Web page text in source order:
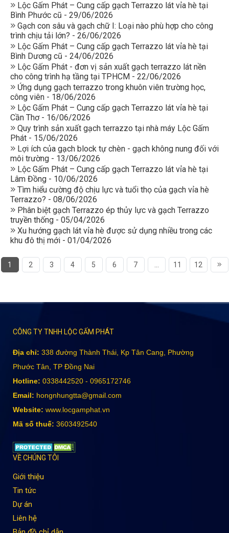
Lộc Gấm Phát – Cung cấp gạch Terrazzo lát vỉa hè tại
Bình Phước cũ - 29/06/2026
Gạch con sâu và gạch chữ I: Loại nào phù hợp cho công
trình chịu tải lớn? - 26/06/2026
Lộc Gấm Phát – Cung cấp gạch Terrazzo lát vỉa hè tại
Bình Dương cũ - 24/06/2026
Lộc Gấm Phát - đơn vị sản xuất gạch terrazzo lát nền
cho công trình hạ tầng tại TPHCM - 22/06/2026
Ứng dụng gạch terrazzo trong khuôn viên trường học,
công viên - 18/06/2026
Lộc Gấm Phát – Cung cấp gạch Terrazzo lát vỉa hè tại
Cần Thơ - 16/06/2026
Quy trình sản xuất gạch terrazzo tại nhà máy Lộc Gấm
Phát - 15/06/2026
Lợi ích của gạch block tự chèn - gạch không nung đối với
môi trường - 13/06/2026
Lộc Gấm Phát – Cung cấp gạch Terrazzo lát vỉa hè tại
Lâm Đồng - 10/06/2026
Tìm hiểu cường độ chịu lực và tuổi thọ của gạch vỉa hè
Terrazzo? - 08/06/2026
Phân biệt gạch Terrazzo ép thủy lực và gạch Terrazzo
truyền thống - 05/04/2026
Xu hướng gạch lát vỉa hè được sử dụng nhiều trong các
khu đô thị mới - 01/04/2026
1 2 3 4 5 6 7 11 12
CÔNG TY TNHH LỘC GẤM PHÁT
Địa chỉ: 338 đường Thành Thái, Kp Tân Cang, Phường
Phước Tân, TP Đồng Nai
Hotline: 0338442520 - 0965172746
Email: hongnhungtta@gmail.com
Website: www.locgamphat.vn
Mã số thuế: 3603492540
VỀ CHÚNG TÔI
Giới thiệu
Tin tức
Dự án
Liên hệ